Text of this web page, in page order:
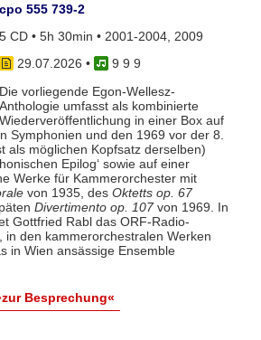
cpo 555 739-2
5 CD • 5h 30min • 2001-2004, 2009
29.07.2026 •
9 9 9
Die vorliegende Egon-Wellesz-
Anthologie umfasst als kombinierte
Wiederveröffentlichung in einer Box auf
Symphonien und den 1969 vor der 8.
als möglichen Kopfsatz derselben)
Epilog‘ sowie auf einer
Werke für Kammerorchester mit
von 1935, des Oktetts op. 67
Divertimento op. 107von 1969. In
Gottfried Rabl das ORF-Radio-
in den kammerorchestralen Werken
in Wien ansässige Ensemble
Besprechung«